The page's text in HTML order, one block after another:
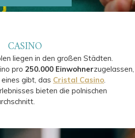
CASINO
liegen in den großen Städten.
pro 250.000 Einwohnerzugelassen,
gibt, das Cristal Casino.
bieten die polnischen